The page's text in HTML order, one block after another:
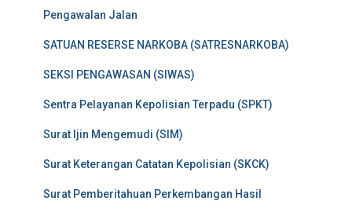
Pengawalan Jalan
SATUAN RESERSE NARKOBA (SATRESNARKOBA)
SEKSI PENGAWASAN (SIWAS)
Sentra Pelayanan Kepolisian Terpadu (SPKT)
Surat Ijin Mengemudi (SIM)
Surat Keterangan Catatan Kepolisian (SKCK)
Surat Pemberitahuan Perkembangan Hasil